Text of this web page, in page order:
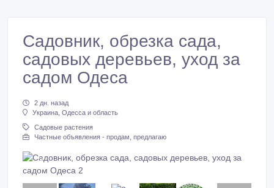
Садовник, обрезка сада,
садовых деревьев, уход за
садом Одеса
2 дн. назад
Украина, Одесса и область
Садовые растения
Частные объявления - продам, предлагаю